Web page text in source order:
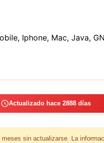
Iphone, Mac, Java,
Actualizado hace 2888 días
sin actualizarse. La